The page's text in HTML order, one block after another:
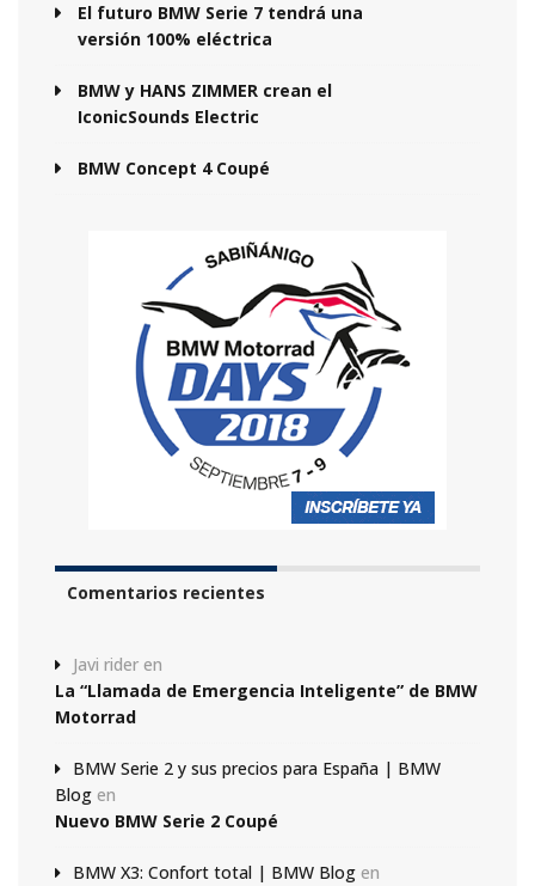
El futuro BMW Serie 7 tendrá una
versión 100% eléctrica
BMW y HANS ZIMMER crean el
IconicSounds Electric
BMW Concept 4 Coupé
Comentarios recientes
Javi rider en
La “Llamada de Emergencia Inteligente” de BMW
Motorrad
BMW Serie 2 y sus precios para España | BMW
Blog en
Nuevo BMW Serie 2 Coupé
BMW X3: Confort total | BMW Blog en